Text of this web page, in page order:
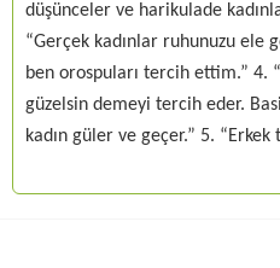
düşünceler ve harikulade
“Gerçek kadınlar ruhunuzu ele
ben orospuları tercih ettim.” 4.
güzelsin demeyi tercih eder.
kadın güler ve geçer.” 5.